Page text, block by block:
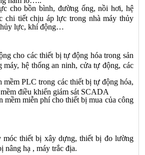
cho bồn bình, đường ống, nồi hơi, hệ
chi tiết chịu áp lực trong nhà máy thủy
lực, khí động…
cho các thiết bị tự động hóa trong sản
máy, hệ thống an ninh, cửa tự động, các
mềm PLC trong các thiết bị tự động hóa,
điều khiển giám sát SCADA
mềm miễn phí cho thiết bị mua của công
móc thiết bị xây dựng, thiết bị đo lường
nâng hạ , máy trắc địa.